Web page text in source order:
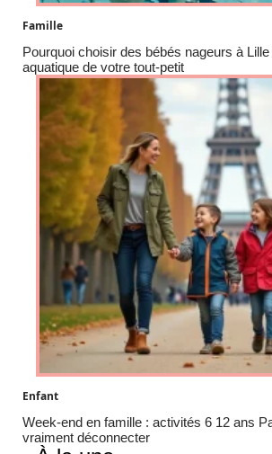
Famille
Pourquoi choisir des bébés nageurs à Lille
aquatique de votre tout-petit
Enfant
Week-end en famille : activités 6 12 ans
vraiment déconnecter